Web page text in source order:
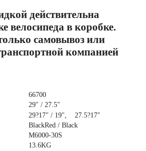
действительна
велосипеда в коробке.
самовывоз или
компанией
66700
29″ / 27.5″
29?17″ / 19″, 27.5?17″
BlackRed / Black
M6000-30S
13.6KG